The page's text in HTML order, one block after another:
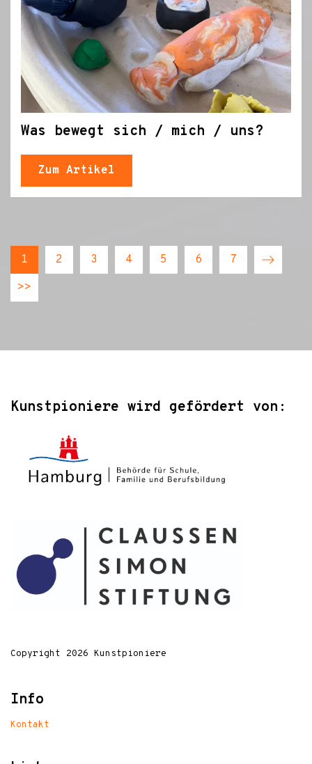
Was bewegt sich / mich / uns?
Zum Artikel
1 2 3 4 5 6
7
>>
Kunstpioniere wird gefördert von:
Copyright 2026 Kunstpioniere
Info
Kontakt